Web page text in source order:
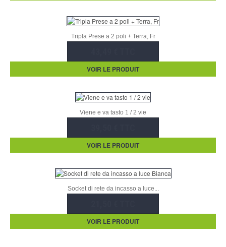
Tripla Prese a 2 poli + Terra, Fr
VOIR LE PRODUIT
Viene e va tasto 1 / 2 vie
VOIR LE PRODUIT
Socket di rete da incasso a luce...
VOIR LE PRODUIT